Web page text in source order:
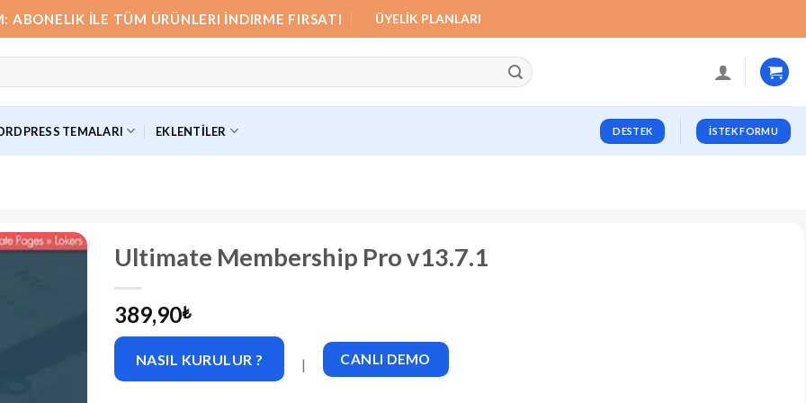
ABONELIK İLE TÜM ÜRÜNLERI İNDIRME FIRSATI ÜYELIK PLANLARI
TEMALARI EKLENTILER DESTEK İSTEK FORMU
Ultimate Membership Pro v13.7.1
389,90₺
NASIL KURULUR ? | CANLI DEMO